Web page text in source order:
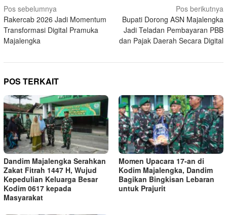
Navigasi
pos
Pos sebelumnya
Rakercab 2026 Jadi Momentum
Transformasi Digital Pramuka
Majalengka
Pos berikutnya
Bupati Dorong ASN Majalengka
Jadi Teladan Pembayaran PBB
dan Pajak Daerah Secara Digital
POS TERKAIT
Dandim Majalengka Serahkan
Zakat Fitrah 1447 H, Wujud
Kepedulian Keluarga Besar
Kodim 0617 kepada
Masyarakat
Momen Upacara 17-an di
Kodim Majalengka, Dandim
Bagikan Bingkisan Lebaran
untuk Prajurit